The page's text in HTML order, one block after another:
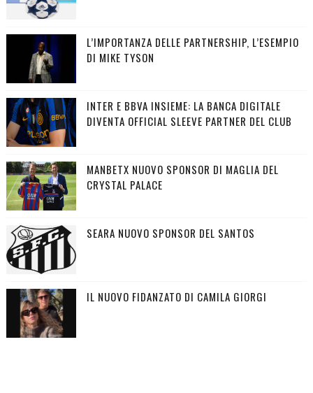
L’IMPORTANZA DELLE PARTNERSHIP, L’ESEMPIO
DI MIKE TYSON
INTER E BBVA INSIEME: LA BANCA DIGITALE
DIVENTA OFFICIAL SLEEVE PARTNER DEL CLUB
MANBETX NUOVO SPONSOR DI MAGLIA DEL
CRYSTAL PALACE
SEARA NUOVO SPONSOR DEL SANTOS
IL NUOVO FIDANZATO DI CAMILA GIORGI